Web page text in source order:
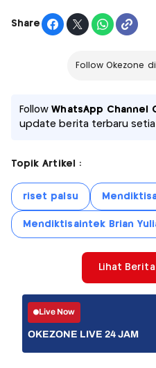
Share
Follow Okezone
FollowWhatsApp Channel
update berita terbaru
Topik Artikel :
riset palsu
Mendiktisaintek Brian
Lihat
Live Now
OKEZONE LIVE 24 JAM